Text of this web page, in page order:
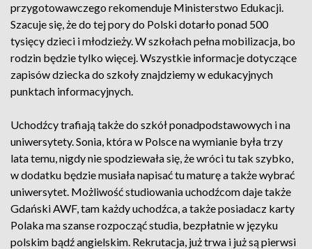
przygotowawczego rekomenduje Ministerstwo Edukacji.
Szacuje się, że do tej pory do Polski dotarło ponad 500
tysięcy dzieci i młodzieży. W szkołach pełna mobilizacja, bo
rodzin będzie tylko więcej. Wszystkie informacje dotyczące
zapisów dziecka do szkoły znajdziemy w edukacyjnych
punktach informacyjnych.
Uchodźcy trafiają także do szkół ponadpodstawowych i na
uniwersytety. Sonia, która w Polsce na wymianie była trzy
lata temu, nigdy nie spodziewała się, że wróci tu tak szybko,
w dodatku będzie musiała napisać tu maturę a także wybrać
uniwersytet. Możliwość studiowania uchodźcom daje także
Gdański AWF, tam każdy uchodźca, a także posiadacz karty
Polaka ma szanse rozpocząć studia, bezpłatnie w języku
polskim bądź angielskim. Rekrutacja, już trwa i już są pierwsi